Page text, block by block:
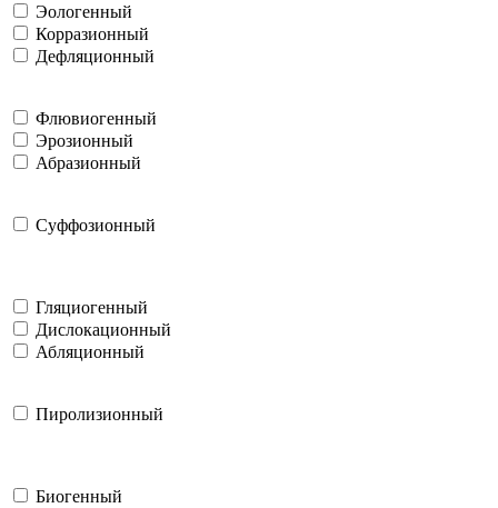
Эологенный
Корразионный
Дефляционный
Флювиогенный
Эрозионный
Абразионный
Суффозионный
Гляциогенный
Дислокационный
Абляционный
Пиролизионный
Биогенный